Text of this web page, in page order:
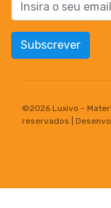
Subscrever
©2026 Luxivo -
reservados |